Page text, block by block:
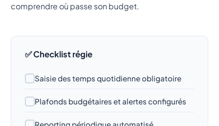
comprendre où passe son budget.
✅ Checklist régie
Saisie des temps quotidienne obligatoire
Plafonds budgétaires et alertes configurés